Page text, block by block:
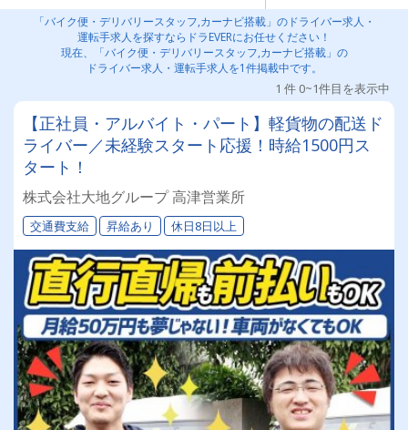
「バイク便・デリバリースタッフ,カーナビ搭載」のドライバー求人・
運転手求人を探すならドラEVERにお任せください！
現在、「バイク便・デリバリースタッフ,カーナビ搭載」の
ドライバー求人・運転手求人を1件掲載中です。
1 件 0~1件目を表示中
【正社員・アルバイト・パート】軽貨物の配送ド
ライバー／未経験スタート応援！時給1500円ス
タート！
株式会社大地グループ 高津営業所
交通費支給 昇給あり 休日8日以上